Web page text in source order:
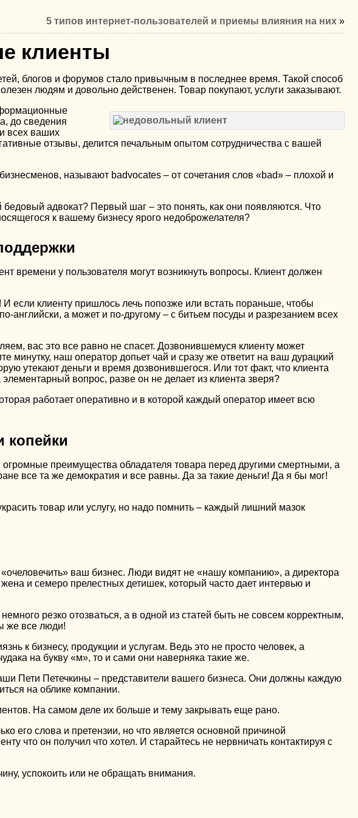
5 типов интернет-пользователей и приемы влияния на них»
клиенты
блогов и форумов стало привычным в последнее время. Такой способ
людям и довольно действенен. Товар покупают, услуги заказывают.
до сведения
всех ваших
отзывы, делится печальным опытом сотрудничества с вашей
называют badvocates – от сочетания слов «bad» – плохой и
адвокат? Первый шаг – это понять, как они появляются. Что
к вашему бизнесу ярого недоброжелателя?
времени у пользователя могут возникнуть вопросы. Клиент должен
если клиенту пришлось лечь попозже или встать пораньше, чтобы
английски, а может и по-другому – с битьем посуды и разрезанием всех
вас это все равно не спасет. Дозвонившемуся клиенту может
минутку, наш оператор допьет чай и сразу же ответит на ваш дурацкий
утекают деньги и время дозвонившегося. Или тот факт, что клиента
вопрос, разве он не делает из клиента зверя?
работает оперативно и в которой каждый оператор имеет всю
копейки
преимущества обладателя товара перед другими смертными, а
все та же демократия и все равны. Да за такие деньги! Да я бы мог!
товар или услугу, но надо помнить – каждый лишний мазок
ваш бизнес. Люди видят не «нашу компанию», а директора
и семеро прелестных детишек, который часто дает интервью и
резко отозваться, а в одной из статей быть не совсем корректным,
же все люди!
к бизнесу, продукции и услугам. Ведь это не просто человек, а
на букву «м», то и сами они наверняка такие же.
Пети Петечкины – представители вашего бизнеса. Они должны каждую
на облике компании.
На самом деле их больше и тему закрывать еще рано.
его слова и претензии, но что является основной причиной
что он получил что хотел. И старайтесь не нервничать контактируя с
успокоить или не обращать внимания.